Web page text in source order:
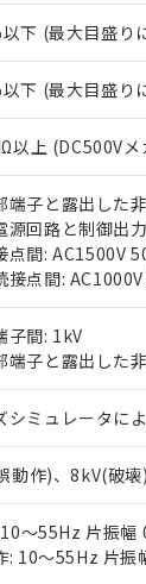
下 (最大目盛り
下 (最大目盛り
以上 (DC500Vメ
端子と露出した
源回路と制御出
点間: AC1500V
接点間:
子間: 1kV
端子と露出した
シミュレータに
動作)、8kV(破壊)
～55Hz 片振
: 10～55Hz 片
くも
当社
在庫
ので
い。
当
オム
在庫
す。
マイ
が、
さい
※当
いる
鉛(Pb)
ル（DBP）
※2 対応
部品在庫
※3 非含
下記の非
EU RoHS
51物質の
また、
混在する
既に当社
「×」：最
「－」：
*中国RoHS10
Pb(鉛)
Cr(Ⅵ)(六価ク
DBP(フタル
DEHP(フタル
※2 環境
「ｅ」：
味します。
「－」：
当
う）
当社
ます
当社
置等
当
また
たし
記
号
○
△
－
空
白